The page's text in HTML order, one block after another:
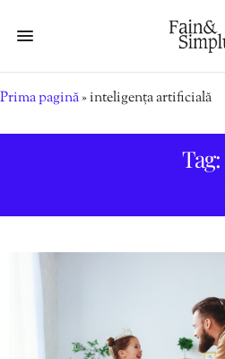
Prima pagină»inteligența artificială
Tag: